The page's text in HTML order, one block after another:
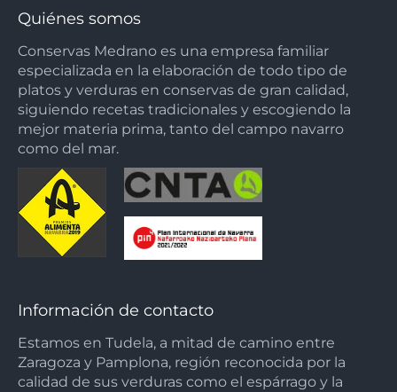
Quiénes somos
Conservas Medrano es una empresa familiar
especializada en la elaboración de todo tipo de
platos y verduras en conservas de gran calidad,
siguiendo recetas tradicionales y escogiendo la
mejor materia prima, tanto del campo navarro
como del mar.
Información de contacto
Estamos en Tudela, a mitad de camino entre
Zaragoza y Pamplona, región reconocida por la
calidad de sus verduras como el espárrago y la